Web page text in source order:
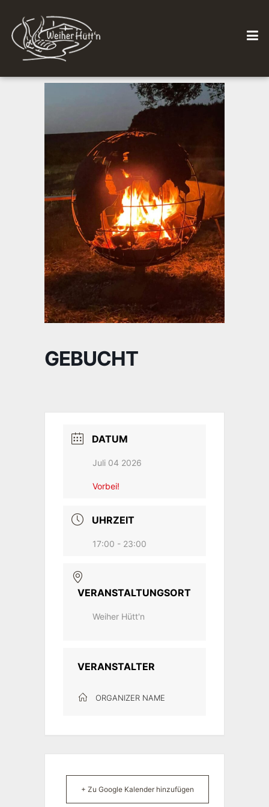
GEBUCHT
DATUM
Juli 04 2026
Vorbei!
UHRZEIT
17:00 - 23:00
VERANSTALTUNGSORT
Weiher Hütt'n
VERANSTALTER
ORGANIZER NAME
+ Zu Google Kalender hinzufügen